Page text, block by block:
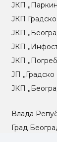
ЈКП
ЈКП
ЈКП
ЈКП
ЈКП
ЈП „Градско
ЈКП
Влада
Град